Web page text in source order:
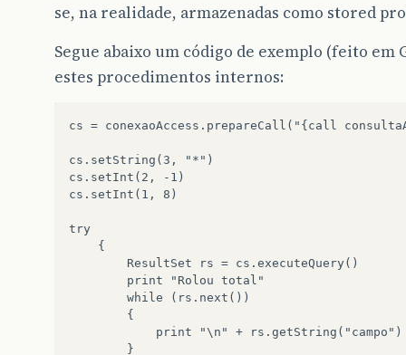
se, na realidade, armazenadas como stored
Segue abaixo um código de exemplo (feito
estes procedimentos internos:
cs = conexaoAccess.prepareCall("{call
cs.setString(3,
"*")
cs.setInt(2,
-1)
cs.setInt(1,
8)
ResultSet
rs =
print
"Rolou
while
print
"\n" +